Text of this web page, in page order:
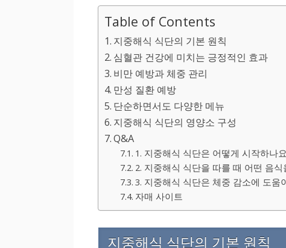
Table of Contents
지중해식 식단의 기본 원칙
심혈관 건강에 미치는 긍정적인 효과
비만 예방과 체중 관리
만성 질환 예방
단순하면서도 다양한 메뉴
지중해식 식단의 영양소 구성
Q&A
1. 지중해식 식단은 어떻게 시작하나
2. 지중해식 식단을 따를 때 어떤 음
3. 지중해식 식단은 체중 감소에 도움
자매 사이트
지중해식 식단의 기본 원칙